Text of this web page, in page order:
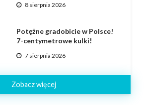
8 sierpnia 2026
Potężne gradobicie w Polsce!
7-centymetrowe kulki!
7 sierpnia 2026
Zobacz więcej